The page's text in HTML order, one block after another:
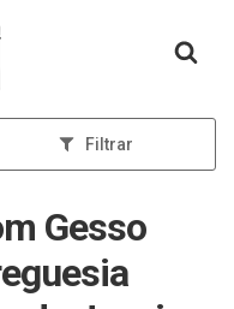
Filtrar
Gesso